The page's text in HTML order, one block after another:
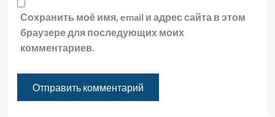
Сохранить моё имя, email и адрес сайта в этом
браузере для последующих моих
комментариев.